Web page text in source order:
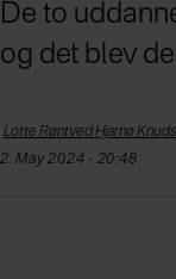
De to
og det blev
Lotte Røntved Hjarnø
2. May 2024 - 20:48